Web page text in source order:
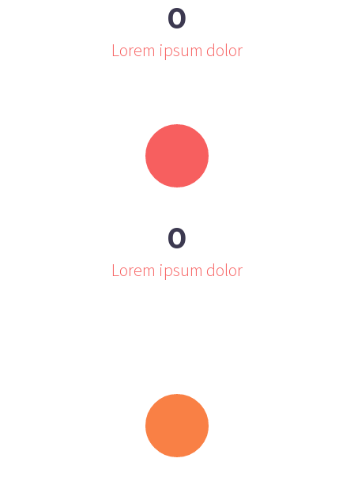
0
Lorem ipsum dolor
0
Lorem ipsum dolor